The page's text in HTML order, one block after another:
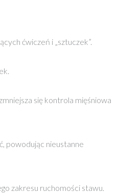
ćwiczeń i „sztuczek”.
się kontrola mięśniowa
powodując nieustanne
zakresu ruchomości stawu.